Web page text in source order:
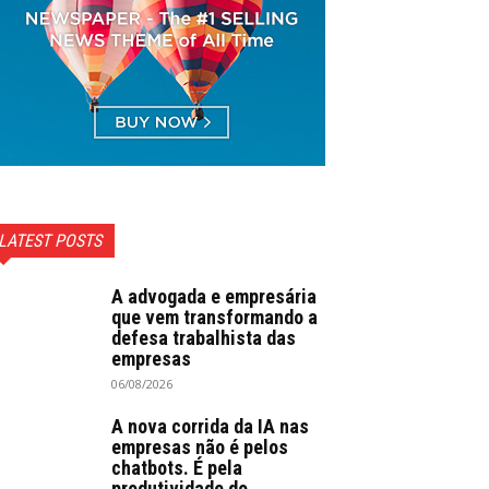
POSTS
A advogada e empresária
que vem transformando a
defesa trabalhista das
empresas
06/08/2026
A nova corrida da IA nas
empresas não é pelos
chatbots. É pela